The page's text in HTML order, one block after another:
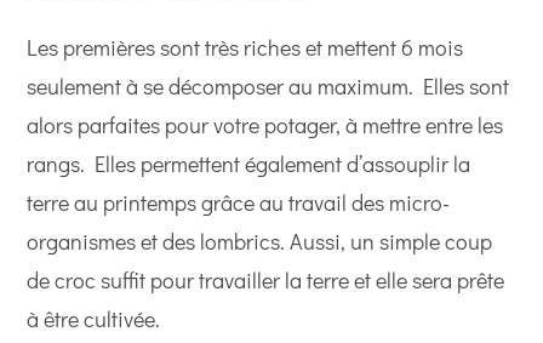
Les premières sont très riches et mettent 6 mois
seulement à se décomposer au maximum. Elles sont
alors parfaites pour votre potager, à mettre entre les
rangs. Elles permettent également d’assouplir la
terre au printemps grâce au travail des micro-
organismes et des lombrics. Aussi, un simple coup
de croc suffit pour travailler la terre et elle sera prête
à être cultivée.